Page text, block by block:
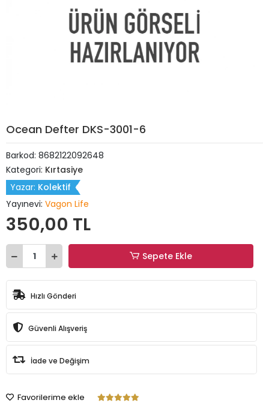
Ocean Defter DKS-3001-6
Barkod: 8682122092648
Kategori: Kırtasiye
Yazar: Kolektif
Yayınevi: Vagon Life
350,00 TL
Sepete Ekle
Hızlı Gönderi
Güvenli Alışveriş
İade ve Değişim
Favorilerime ekle